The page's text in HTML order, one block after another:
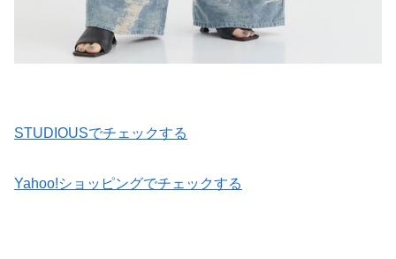
STUDIOUSでチェックする
Yahoo!ショッピングでチェックする